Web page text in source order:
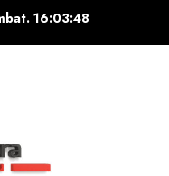
16:03:49